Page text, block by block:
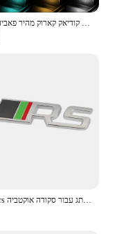
מיני usb הוביל רכב קל אור לאוקטביה אווירה קלה עבור סקודה אוקטביה מעולה קודיאק קארוק מהיר פאביה
תג סמל vrs מתכת סמל מכונית תגים תג עבור סקודה אוקטביה kamiq kodiaq kodiaq kodiaq kodiaq rs fabia מהיר